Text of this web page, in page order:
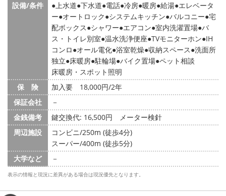
設備/条件
上水道 下水道 電話 冷房 暖房 給湯 エレベータ
ー オートロック システムキッチン バルコニー 宅
配ボックス シャワー エアコン 室内洗濯置場 バ
ス・トイレ別室 温水洗浄便座 TVモニターホン IH
コンロ オール電化 浴室乾燥 収納スペース 洗面所
独立 床暖房 駐輪場 バイク置場 ペット相談
床暖房・スポット照明
保 険
加入要 18,000円/2年
保証会社
－
金銭備考
鍵交換代: 16,500円
メーター検針
周辺施設
コンビニ/250m (徒歩4分)
スーパー/400m (徒歩5分)
大学など
－
表示の情報と現況に差異がある場合は現況優先となります。